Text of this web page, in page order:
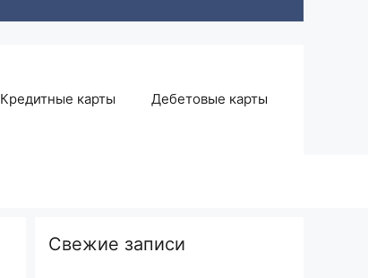
Кредитные карты Дебетовые карты
Свежие записи